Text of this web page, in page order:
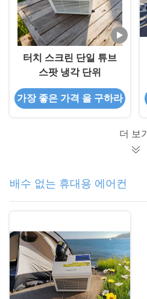
터치 스크린 단일 튜브
스팟 냉각 단위
가장 좋은 가격 을 구하라
더 보기
배수 없는 휴대용 에어컨